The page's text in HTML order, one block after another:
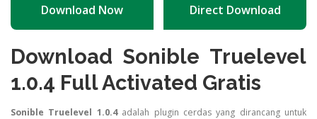
Download Now Direct Download
Download Sonible Truelevel
1.0.4 Full Activated Gratis
Sonible Truelevel 1.0.4adalah plugin cerdas yang dirancang untuk